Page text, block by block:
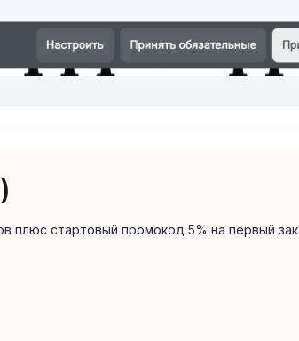
плюс стартовый промокод 5% на первый